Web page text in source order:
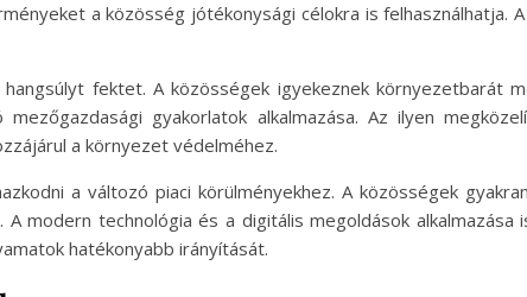
a közösség jótékonysági célokra is felhasználhatja.
fektet. A közösségek igyekeznek környezetbarát
gyakorlatok alkalmazása. Az ilyen
a környezet védelméhez.
a változó piaci körülményekhez. A közösségek
modern technológia és a digitális megoldások alkalmazása
hatékonyabb irányítását.